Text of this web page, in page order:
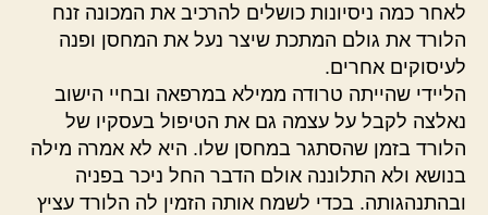
לאחר כמה ניסיונות כושלים להרכיב את המכונה זנח
הלורד את גולם המתכת שיצר נעל את המחסן ופנה
לעיסוקים אחרים.
הליידי שהייתה טרודה ממילא במרפאה ובחיי הישוב
נאלצה לקבל על עצמה גם את הטיפול בעסקיו של
הלורד בזמן שהסתגר במחסן שלו. היא לא אמרה מילה
בנושא ולא התלוננה אולם הדבר החל ניכר בפניה
ובהתנהגותה. בכדי לשמח אותה הזמין לה הלורד עציץ